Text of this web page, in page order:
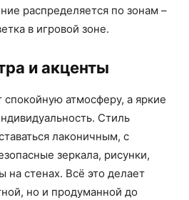
распределяется по зонам –
в игровой зоне.
и акценты
спокойную атмосферу, а яркие
Стиль
лаконичным, с
зеркала, рисунки,
стенах. Всё это делает
но и продуманной до